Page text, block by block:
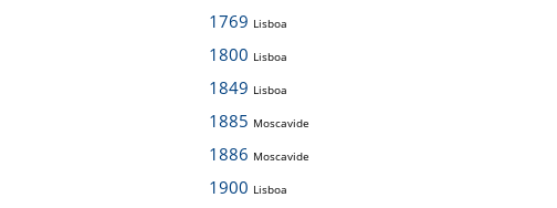
1769 Lisboa
1800 Lisboa
1849 Lisboa
1885 Moscavide
1886 Moscavide
1900 Lisboa